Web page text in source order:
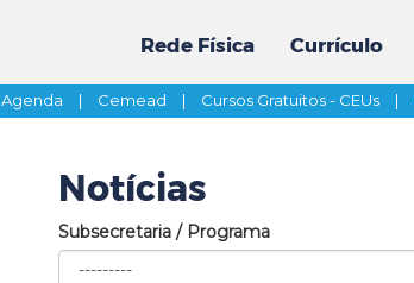
Rede Física Currículo
Agenda | Cemead | Cursos Gratuitos - CEUs |
Notícias
Subsecretaria / Programa